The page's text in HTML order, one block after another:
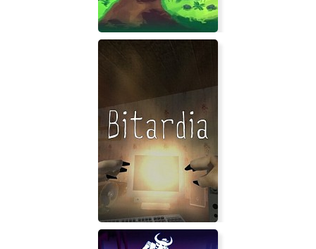
Duke of Defense